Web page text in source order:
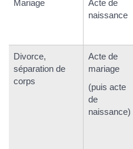
Mariage
Acte de
naissance
Divorce,
séparation de
corps
Acte de
mariage
(puis acte
de
naissance)